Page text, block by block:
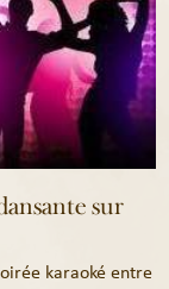
sur
karaoké entre